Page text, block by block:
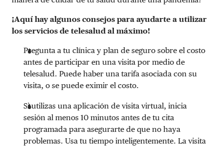
¡Aquí hay algunos consejos para ayudarte a utilizar
los servicios de telesalud al máximo!
Pregunta a tu clínica y plan de seguro sobre el costo
antes de participar en una visita por medio de
telesalud. Puede haber una tarifa asociada con su
visita, o se puede eximir el costo.
Si utilizas una aplicación de visita virtual, inicia
sesión al menos 10 minutos antes de tu cita
programada para asegurarte de que no haya
problemas. Usa tu tiempo inteligentemente. La visita